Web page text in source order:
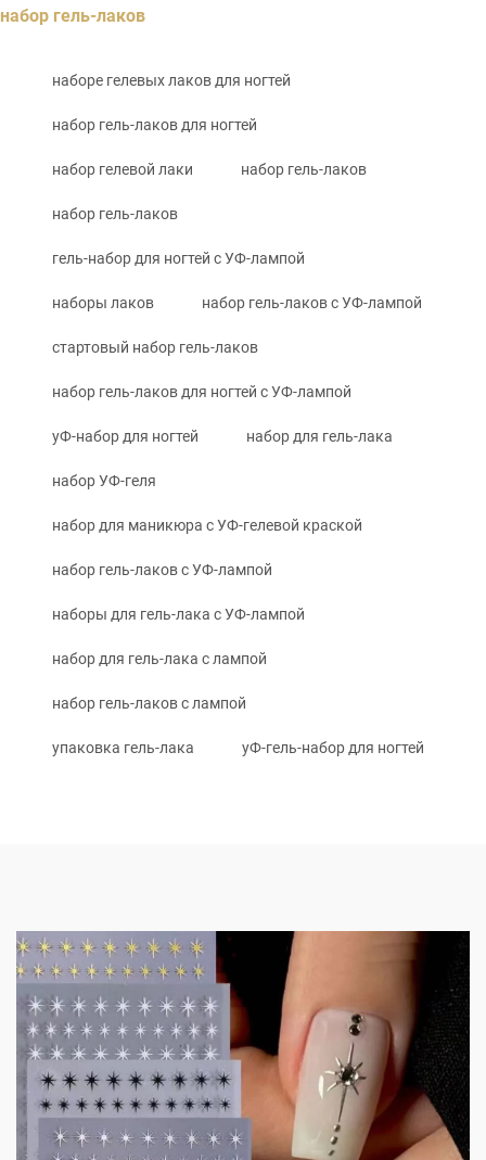
набор гель-лаков
наборе гелевых лаков для ногтей
набор гель-лаков для ногтей
набор гелевой лаки набор гель-лаков
набор гель-лаков
гель-набор для ногтей с УФ-лампой
наборы лаков набор гель-лаков с УФ-лампой
стартовый набор гель-лаков
набор гель-лаков для ногтей с УФ-лампой
уФ-набор для ногтей набор для гель-лака
набор УФ-геля
набор для маникюра с УФ-гелевой краской
набор гель-лаков с УФ-лампой
наборы для гель-лака с УФ-лампой
набор для гель-лака с лампой
набор гель-лаков с лампой
упаковка гель-лака уФ-гель-набор для ногтей